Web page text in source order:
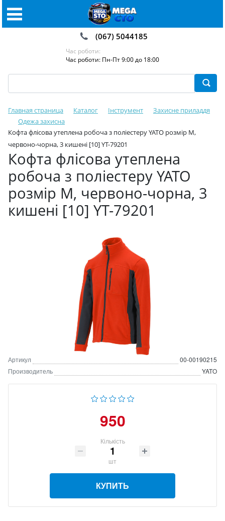
(067) 5044185
Час роботи:
Час роботи: Пн-Пт 9:00 до 18:00
Главная страница Каталог Інструмент
Захисне приладдя
Одежа захисна
Кофта флісова утеплена робоча з поліестеру YATO розмір M,
червоно-чорна, 3 кишені [10] YT-79201
Кофта флісова утеплена
робоча з поліестеру YATO
розмір M, червоно-чорна, 3
кишені [10] YT-79201
Артикул
00-00190215
Производитель
YATO
950
Кількість
шт
КУПИТЬ